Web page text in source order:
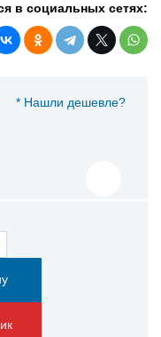
в социальных сетях:
* Нашли дешевле?